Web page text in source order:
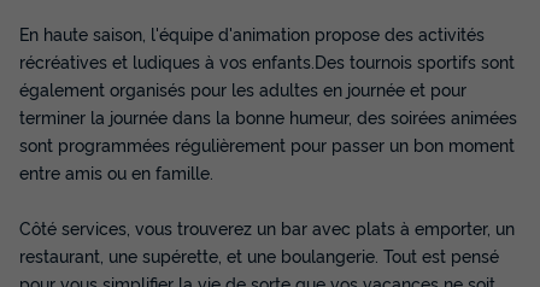
Annulation gratuite
Surface
31m²
Adultes
5
Chambres
2
Salle de bain
1
Terrasse semi-couverte Animaux autorisés *
Cafetière
MOBILHOME 5 personnes - Mobil-home | Classic | 2 Ch. | 5
En haute saison, l'équipe d'animation propose des activités
récréatives et ludiques à vos enfants.Des tournois sportifs sont
également organisés pour les adultes en journée et pour
terminer la journée dans la bonne humeur, des soirées animées
sont programmées régulièrement pour passer un bon moment
entre amis ou en famille.
Côté services, vous trouverez un bar avec plats à emporter, un
restaurant, une supérette, et une boulangerie. Tout est pensé